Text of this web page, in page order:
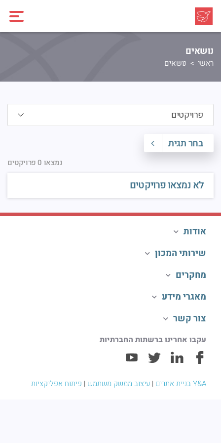
נושאים
ראשי נושאים
בחר תגית
נמצאו 0 פרויקטים
לא נמצאו פרויקטים
אודות
שירותי המכון
מחקרים
מאגרי מידע
צור קשר
עקבו אחרינו ברשתות החברתיות
Y&A בניית אתרים | עיצוב ממשק משתמש | פיתוח אפליקציות